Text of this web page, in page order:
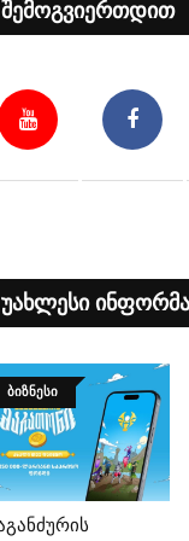
Შემოგვიერთდით
Უახლესი
ᲑᲘᲖᲜᲔᲡᲘ